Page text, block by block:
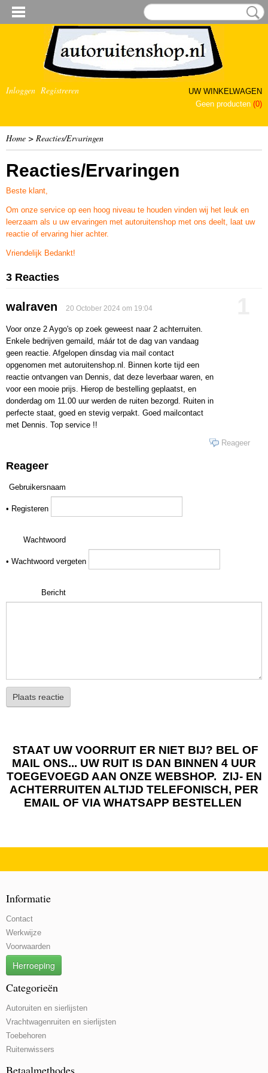
Inloggen Registreren
UW WINKELWAGEN
Geen producten (0)
Home > Reacties/Ervaringen
Reacties/Ervaringen
Beste klant,
Om onze service op een hoog niveau te houden vinden wij het leuk en
leerzaam als u uw ervaringen met autoruitenshop met ons deelt, laat uw
reactie of ervaring hier achter.
Vriendelijk Bedankt!
3 Reacties
walraven 20 October 2024 om 19:04
Voor onze 2 Aygo's op zoek geweest naar 2 achterruiten.
Enkele bedrijven gemaild, máár tot de dag van vandaag
geen reactie. Afgelopen dinsdag via mail contact
opgenomen met autoruitenshop.nl. Binnen korte tijd een
reactie ontvangen van Dennis, dat deze leverbaar waren, en
voor een mooie prijs. Hierop de bestelling geplaatst, en
donderdag om 11.00 uur werden de ruiten bezorgd. Ruiten in
perfecte staat, goed en stevig verpakt. Goed mailcontact
met Dennis. Top service !!
Reageer
Reageer
Gebruikersnaam
• Registeren
Wachtwoord
• Wachtwoord vergeten
Bericht
Plaats reactie
STAAT UW VOORRUIT ER NIET BIJ? BEL OF
MAIL ONS... UW RUIT IS DAN BINNEN 4 UUR
TOEGEVOEGD AAN ONZE WEBSHOP. ZIJ- EN
ACHTERRUITEN ALTIJD TELEFONISCH, PER
EMAIL OF VIA WHATSAPP BESTELLEN
Informatie
Contact
Werkwijze
Voorwaarden
Herroeping
Categorieën
Autoruiten en sierlijsten
Vrachtwagenruiten en sierlijsten
Toebehoren
Ruitenwissers
Betaalmethodes